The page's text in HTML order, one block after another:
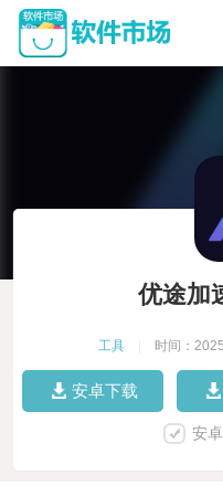
优途加
工具 时间：
安卓下载
安